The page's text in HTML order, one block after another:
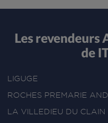
Les revendeurs
de
LIGUGE
ROCHES PREMARIE
LA VILLEDIEU DU CLAIN